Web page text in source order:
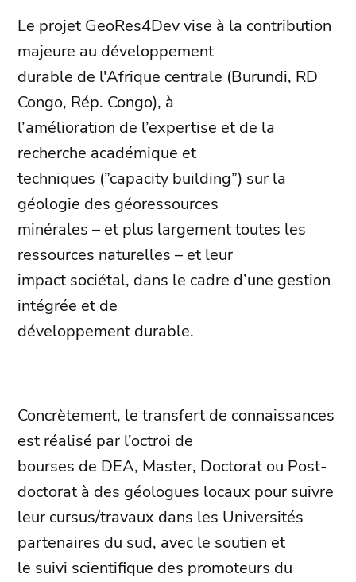
Le projet GeoRes4Dev vise à la contribution
majeure au développement
durable de l'Afrique centrale (Burundi, RD
Congo, Rép. Congo), à
l’amélioration de l’expertise et de la
recherche académique et
techniques (”capacity building”) sur la
géologie des géoressources
minérales – et plus largement toutes les
ressources naturelles – et leur
impact sociétal, dans le cadre d’une gestion
intégrée et de
développement durable.
Concrètement, le transfert de connaissances
est réalisé par l’octroi de
bourses de DEA, Master, Doctorat ou Post-
doctorat à des géologues locaux pour suivre
leur cursus/travaux dans les Universités
partenaires du sud, avec le soutien et
le suivi scientifique des promoteurs du